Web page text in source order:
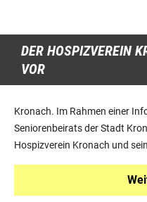
DER HOSPIZVEREIN
VOR
Kronach. Im Rahmen einer
Seniorenbeirats der Stadt
Hospizverein Kronach und